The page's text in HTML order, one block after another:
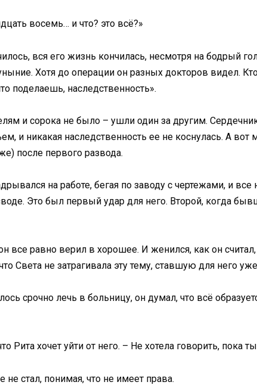
восемь… и что? это всё?»
вся его жизнь кончилась, несмотря на бодрый
Хотя до операции он разных докторов видел.
поделаешь, наследственность».
и сорока не было – ушли один за другим.
и никакая наследственность ее не коснулась. А
после первого развода.
на работе, бегая по заводу с чертежами, и
Это был первый удар для него. Второй, когда
все равно верил в хорошее. И женился, как он
Света не затрагивала эту тему, ставшую для него
срочно лечь в больницу, он думал, что всё
Рита хочет уйти от него. – Не хотела говорить, пока
стал, понимая, что не имеет права.